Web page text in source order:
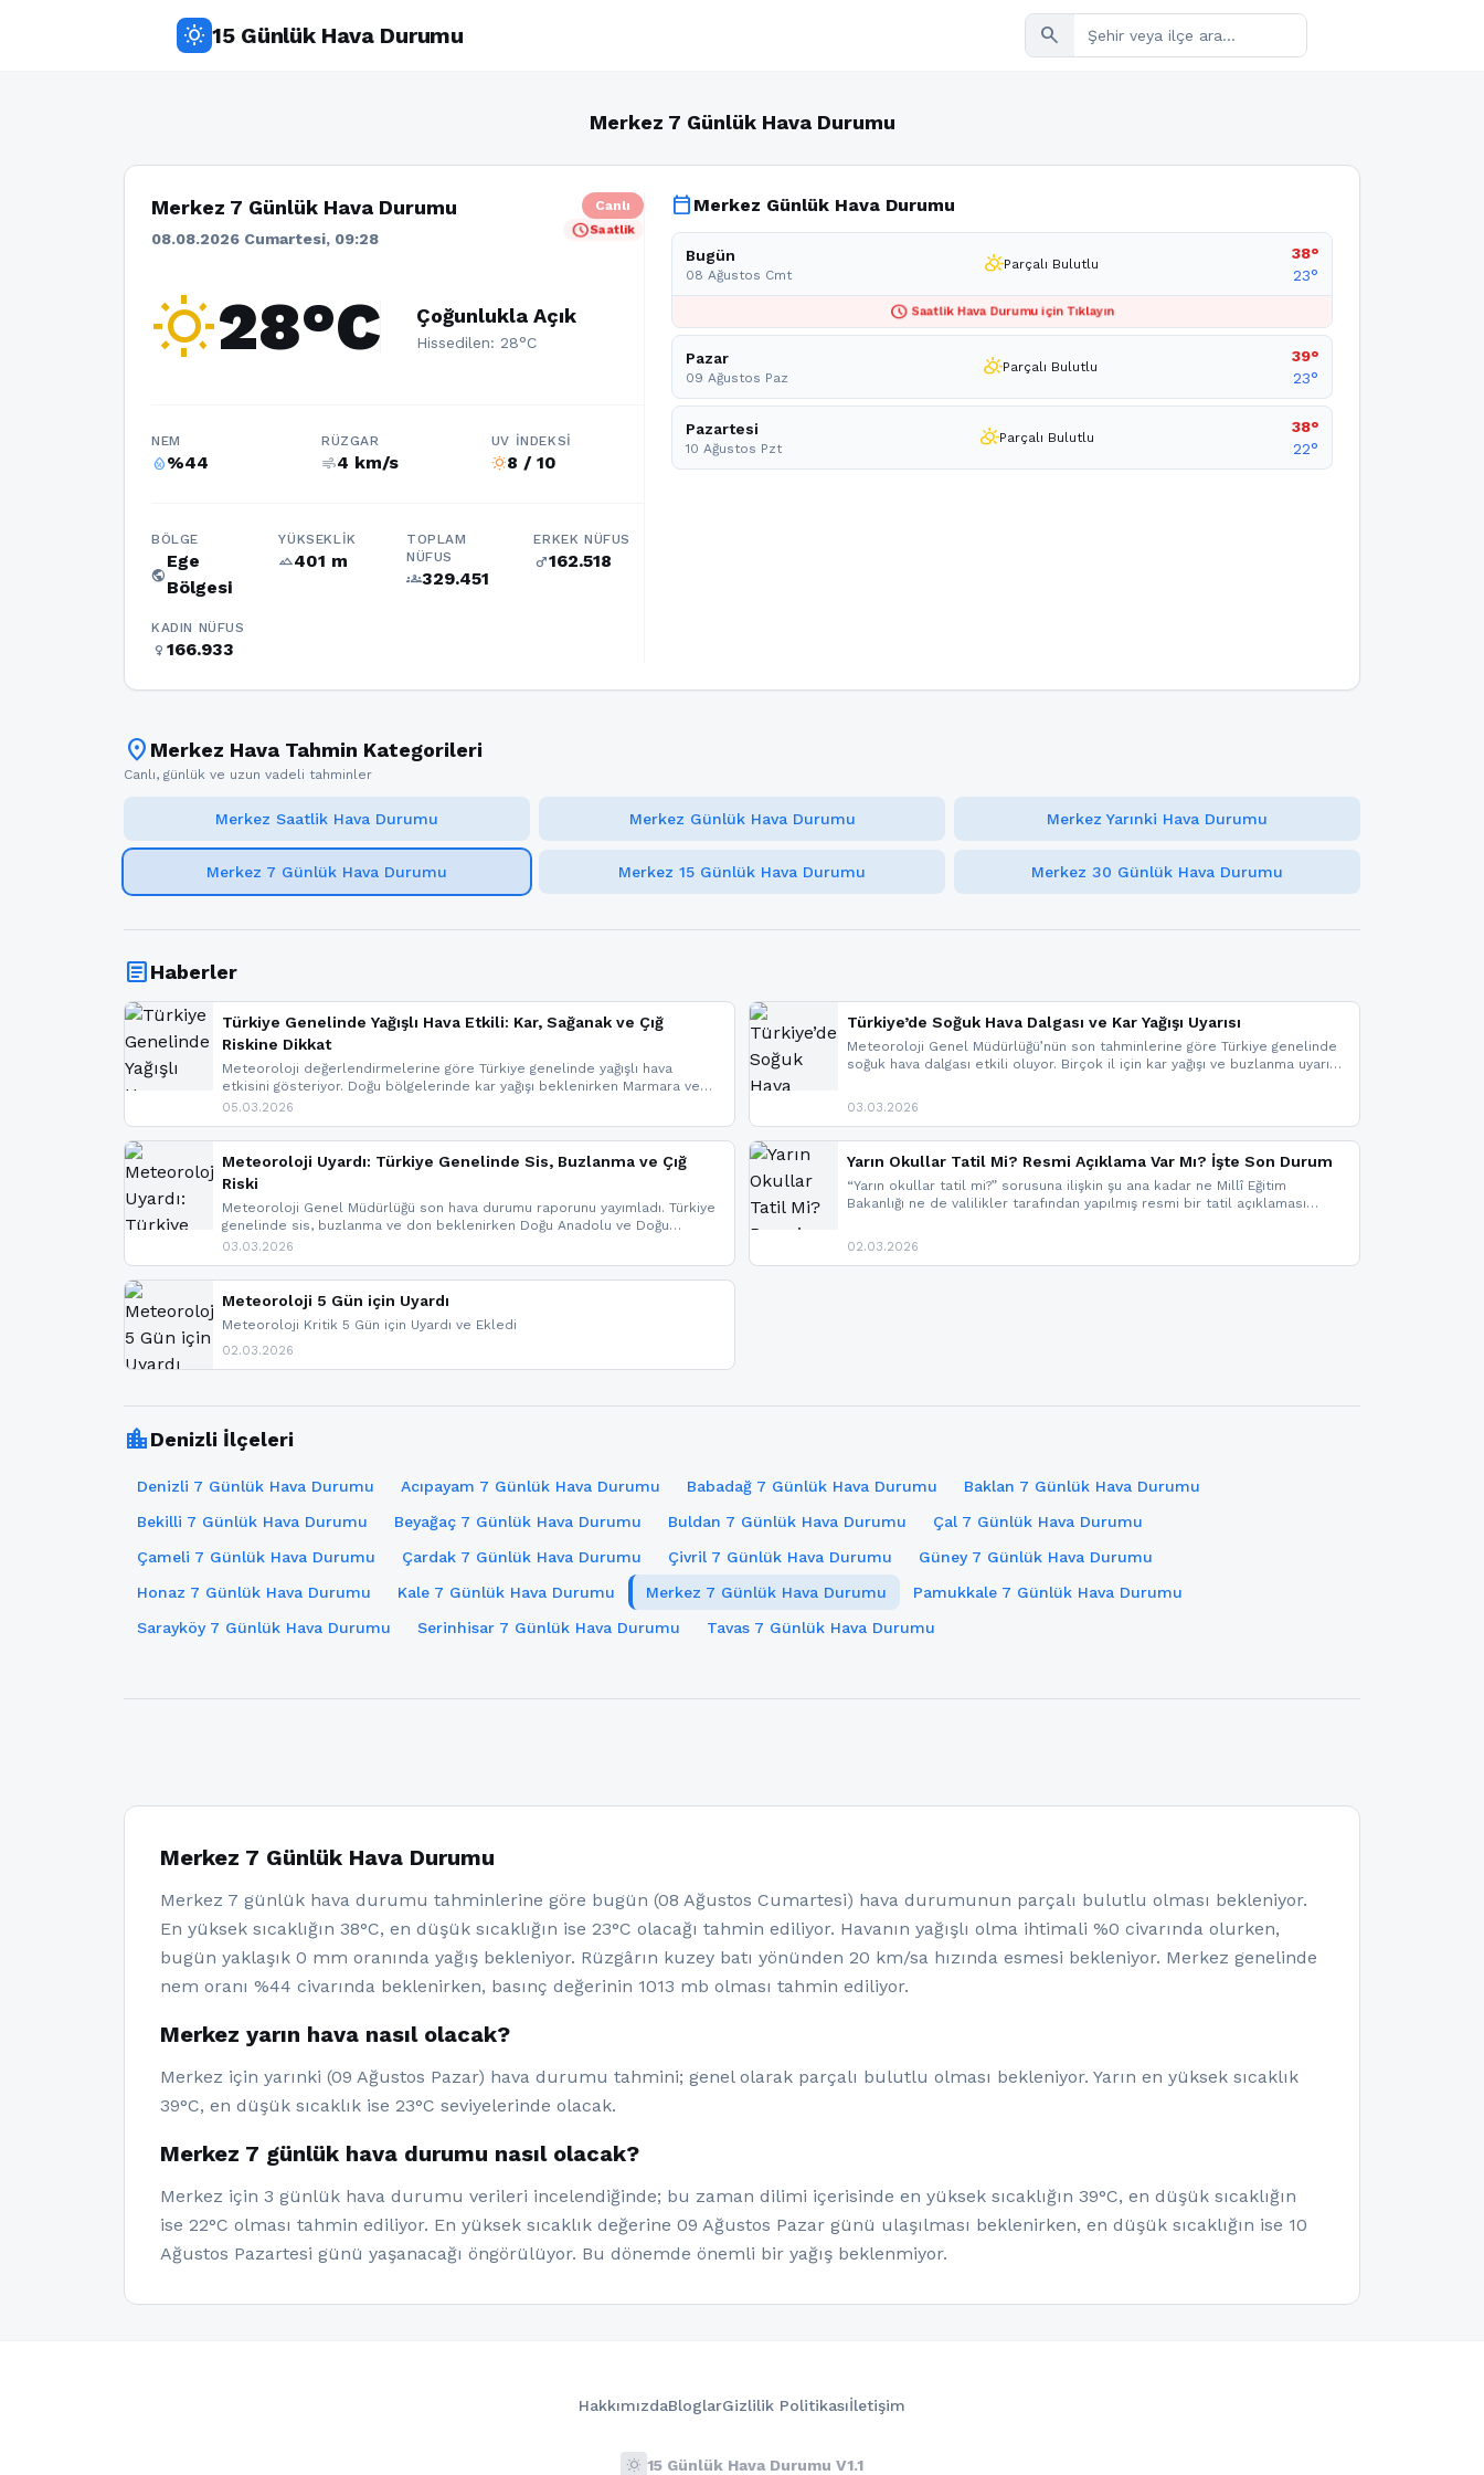
wb_sunny 15 Günlük Hava Durumu search
Merkez 7 Günlük Hava Durumu
Merkez 7 Günlük Hava Durumu
08.08.2026 Cumartesi, 09:28
Canlı
scheduleSaatlik
wb_sunny28°C Çoğunlukla Açık
Hissedilen: 28°C
NEM
humidity_percentage%44
RÜZGAR
air4 km/s
UV İNDEKSI
wb_sunny8 / 10
BÖLGE
public
Ege
Bölgesi
YÜKSEKLIK
terrain401 m
TOPLAM
NÜFUS
groups329.451
ERKEK NÜFUS
male162.518
KADIN NÜFUS
female 166.933
calendar_today Merkez Günlük Hava Durumu
Bugün
08 Ağustos Cmt partly_cloudy_dayParçalı Bulutlu
38°
23°
schedule Saatlik Hava Durumu için Tıklayın
Pazar
09 Ağustos Paz partly_cloudy_dayParçalı Bulutlu
39°
23°
Pazartesi
10 Ağustos Pzt partly_cloudy_dayParçalı Bulutlu
38°
22°
location_on Merkez Hava Tahmin Kategorileri
Canlı, günlük ve uzun vadeli tahminler
Merkez Saatlik Hava Durumu Merkez Günlük Hava Durumu Merkez Yarınki Hava Durumu
Merkez 7 Günlük Hava Durumu Merkez 15 Günlük Hava Durumu Merkez 30 Günlük Hava Durumu
articleHaberler
Türkiye Genelinde Yağışlı Hava Etkili: Kar, Sağanak ve Çığ
Riskine Dikkat
Meteoroloji değerlendirmelerine göre Türkiye genelinde yağışlı hava
etkisini gösteriyor. Doğu bölgelerinde kar yağışı beklenirken Marmara ve
Kuzey Ege’de sağanak yağmur, yüksek kesimlerde ise çığ tehlikesi
yaşanabileceği belirtiliyor.
05.03.2026
Türkiye’de Soğuk Hava Dalgası ve Kar Yağışı Uyarısı
Meteoroloji Genel Müdürlüğü’nün son tahminlerine göre Türkiye genelinde
soğuk hava dalgası etkili oluyor. Birçok il için kar yağışı ve buzlanma uyarısı
03.03.2026
Meteoroloji Uyardı: Türkiye Genelinde Sis, Buzlanma ve Çığ
Riski
Meteoroloji Genel Müdürlüğü son hava durumu raporunu yayımladı. Türkiye
genelinde sis, buzlanma ve don beklenirken Doğu Anadolu ve Doğu
Karadeniz’in yüksek kesimlerinde çığ riski uyarısı yapıldı. İşte son dakika
03.03.2026
Yarın Okullar Tatil Mi? Resmi Açıklama Var Mı? İşte Son Durum
“Yarın okullar tatil mi?” sorusuna ilişkin şu ana kadar ne Millî Eğitim
Bakanlığı ne de valilikler tarafından yapılmış resmi bir tatil açıklaması
paylaşacağız. En hızlı şekilde haberdar olmak için sitemizi takip edebilir ve
02.03.2026
Meteoroloji 5 Gün için Uyardı
Meteoroloji Kritik 5 Gün için Uyardı ve Ekledi
02.03.2026
location_cityDenizli İlçeleri
Denizli 7 Günlük Hava Durumu Acıpayam 7 Günlük Hava Durumu Babadağ 7 Günlük Hava Durumu
Baklan 7 Günlük Hava Durumu
Bekilli 7 Günlük Hava Durumu
Beyağaç 7 Günlük Hava Durumu Buldan 7 Günlük Hava Durumu
Çal 7 Günlük Hava Durumu
Çameli 7 Günlük Hava Durumu
Çardak 7 Günlük Hava Durumu Çivril 7 Günlük Hava Durumu
Güney 7 Günlük Hava Durumu
Honaz 7 Günlük Hava Durumu
Kale 7 Günlük Hava Durumu Merkez 7 Günlük Hava Durumu
Pamukkale 7 Günlük Hava Durumu
Sarayköy 7 Günlük Hava Durumu
Serinhisar 7 Günlük Hava Durumu Tavas 7 Günlük Hava Durumu
Merkez 7 Günlük Hava Durumu
Merkez 7 günlük hava durumu tahminlerine göre bugün (08 Ağustos Cumartesi) hava durumunun parçalı bulutlu olması bekleniyor.
En yüksek sıcaklığın 38°C, en düşük sıcaklığın ise 23°C olacağı tahmin ediliyor. Havanın yağışlı olma ihtimali %0 civarında olurken,
bugün yaklaşık 0 mm oranında yağış bekleniyor. Rüzgârın kuzey batı yönünden 20 km/sa hızında esmesi bekleniyor. Merkez genelinde
nem oranı %44 civarında beklenirken, basınç değerinin 1013 mb olması tahmin ediliyor.
Merkez yarın hava nasıl olacak?
Merkez için yarınki (09 Ağustos Pazar) hava durumu tahmini; genel olarak parçalı bulutlu olması bekleniyor. Yarın en yüksek sıcaklık
39°C, en düşük sıcaklık ise 23°C seviyelerinde olacak.
Merkez 7 günlük hava durumu nasıl olacak?
Merkez için 3 günlük hava durumu verileri incelendiğinde; bu zaman dilimi içerisinde en yüksek sıcaklığın 39°C, en düşük sıcaklığın
ise 22°C olması tahmin ediliyor. En yüksek sıcaklık değerine 09 Ağustos Pazar günü ulaşılması beklenirken, en düşük sıcaklığın ise 10
Ağustos Pazartesi günü yaşanacağı öngörülüyor. Bu dönemde önemli bir yağış beklenmiyor.
HakkımızdaBloglarGizlilik Politikasıİletişim
wb_sunny 15 Günlük Hava Durumu V1.1